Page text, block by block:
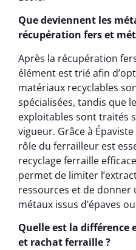
Que deviennent les
récupération fers et
Après la récupération
élément est trié afin
matériaux recyclables
spécialisées, tandis que
exploitables sont traités
vigueur. Grâce à
rôle du ferrailleur est
recyclage ferraille
permet de limiter
ressources et de donner
métaux issus d’épaves
Quelle est la différence
et rachat ferraille ?